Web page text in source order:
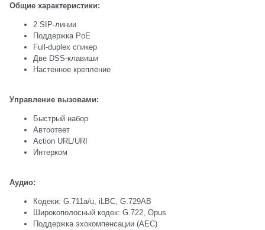
Общие характеристики:
2 SIP-линии
Поддержка PoE
Full-duplex спикер
Две DSS-клавиши
Настенное крепление
Управление вызовами:
Быстрый набор
Автоответ
Action URL/URI
Интерком
Аудио:
Кодеки: G.711a/u, iLBC, G.729AB
Широкополосный кодек: G.722, Opus
Поддержка эхокомпенсации (AEC)